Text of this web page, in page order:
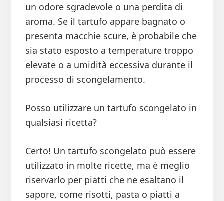
un odore sgradevole o una perdita di
aroma. Se il tartufo appare bagnato o
presenta macchie scure, è probabile che
sia stato esposto a temperature troppo
elevate o a umidità eccessiva durante il
processo di scongelamento.
Posso utilizzare un tartufo scongelato in
qualsiasi ricetta?
Certo! Un tartufo scongelato può essere
utilizzato in molte ricette, ma è meglio
riservarlo per piatti che ne esaltano il
sapore, come risotti, pasta o piatti a